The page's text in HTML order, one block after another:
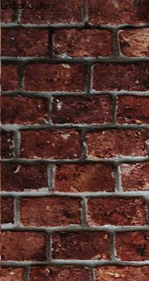
End of Gallery